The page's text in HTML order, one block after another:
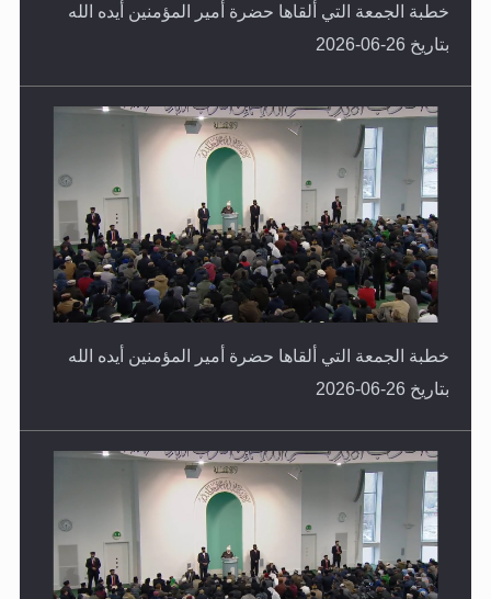
خطبة الجمعة التي ألقاها حضرة أمير المؤمنين أيده الله
بتاريخ 26-06-2026
خطبة الجمعة التي ألقاها حضرة أمير المؤمنين أيده الله
بتاريخ 26-06-2026